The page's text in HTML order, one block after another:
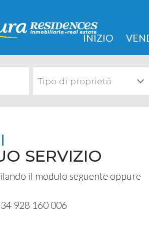
INIZIO
Tipo di proprietá
SERVIZIO
il modulo seguente oppure
928 160 006